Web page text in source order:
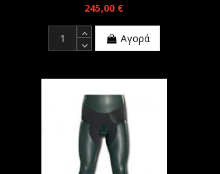
245,00 €
Αγορά